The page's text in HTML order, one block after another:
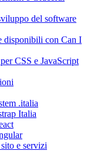
del software
disponibili con Can I
CSS e JavaScript
.italia
Italia
e servizi